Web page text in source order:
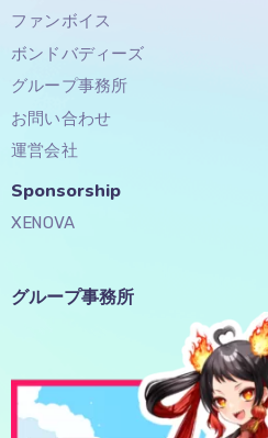
ファンボイス
ボンドバディーズ
グループ事務所
お問い合わせ
運営会社
Sponsorship​
XENOVA
グループ事務所